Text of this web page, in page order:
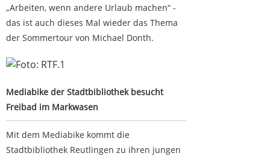
„Arbeiten, wenn andere Urlaub machen“ -
das ist auch dieses Mal wieder das Thema
der Sommertour von Michael Donth.
Mediabike der Stadtbibliothek besucht Freibad im
Mediabike der Stadtbibliothek besucht
Freibad im Markwasen
Mit dem Mediabike kommt die
Stadtbibliothek Reutlingen zu ihren jungen